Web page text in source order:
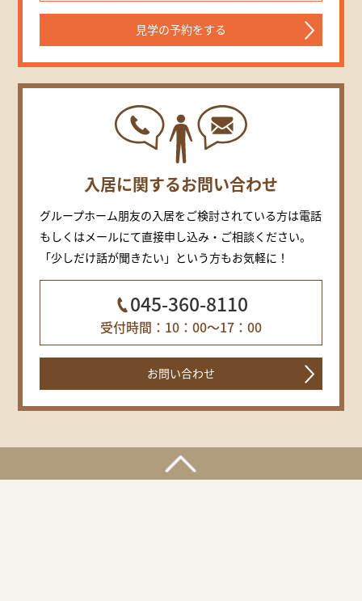
見学の予約をする
入居に関するお問い合わせ
グループホーム朋友の入居をご検討されている方は電話
もしくはメールにて直接申し込み・ご相談ください。
「少しだけ話が聞きたい」という方もお気軽に！
045-360-8110
受付時間：10：00～17：00
お問い合わせ